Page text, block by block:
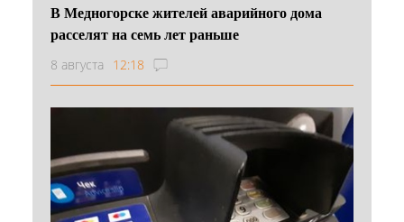
В Медногорске жителей аварийного дома
расселят на семь лет раньше
8 августа 12:18